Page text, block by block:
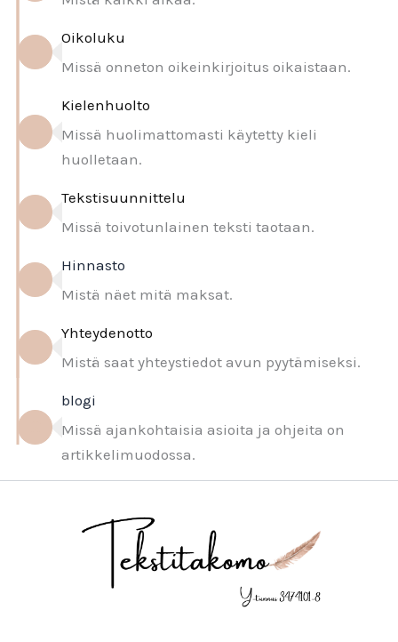
Oikoluku
Missä onneton oikeinkirjoitus oikaistaan.
Kielenhuolto
Missä huolimattomasti käytetty kieli
huolletaan.
Tekstisuunnittelu
Missä toivotunlainen teksti taotaan.
Hinnasto
Mistä näet mitä maksat.
Yhteydenotto
Mistä saat yhteystiedot avun pyytämiseksi.
blogi
Missä ajankohtaisia asioita ja ohjeita on
artikkelimuodossa.